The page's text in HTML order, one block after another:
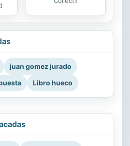
juan gomez jurado
Libro hueco